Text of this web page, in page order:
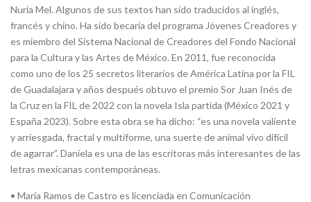
Nuria Mel. Algunos de sus textos han sido traducidos al inglés,
francés y chino. Ha sido becaria del programa Jóvenes Creadores y
es miembro del Sistema Nacional de Creadores del Fondo Nacional
para la Cultura y las Artes de México. En 2011, fue reconocida
como uno de los 25 secretos literarios de América Latina por la FIL
de Guadalajara y años después obtuvo el premio Sor Juan Inés de
la Cruz en la FIL de 2022 con la novela Isla partida (México 2021 y
España 2023). Sobre esta obra se ha dicho: “es una novela valiente
y arriesgada, fractal y multiforme, una suerte de animal vivo difícil
de agarrar”. Daniela es una de las escritoras más interesantes de las
letras mexicanas contemporáneas.
• María Ramos de Castro es licenciada en Comunicación